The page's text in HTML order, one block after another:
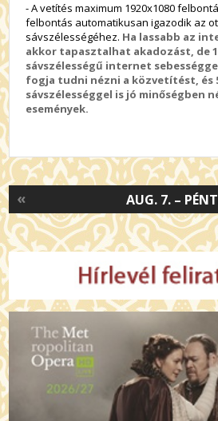
- A vetítés maximum 1920x1080
felbontás automatikusan igazodik az
sávszélességéhez. Ha lassabb az
akkor tapasztalhat akadozást, de
sávszélességű internet
fogja tudni nézni a közvetítést, és
sávszélességgel is jó minőségben
események.
AUG. 7. –
«